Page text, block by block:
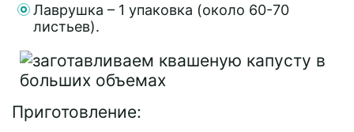
Лаврушка – 1 упаковка (около 60-70
листьев).
Приготовление: